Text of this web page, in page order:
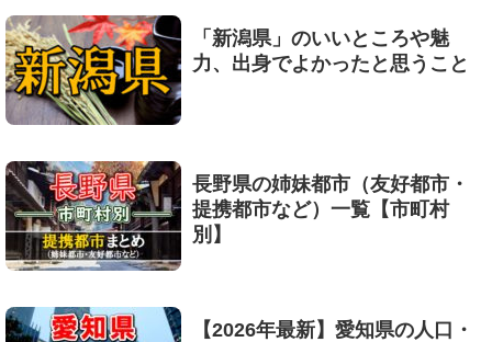
「新潟県」のいいところや魅
力、出身でよかったと思うこと
長野県の姉妹都市（友好都市・
提携都市など）一覧【市町村
別】
【2026年最新】愛知県の人口・